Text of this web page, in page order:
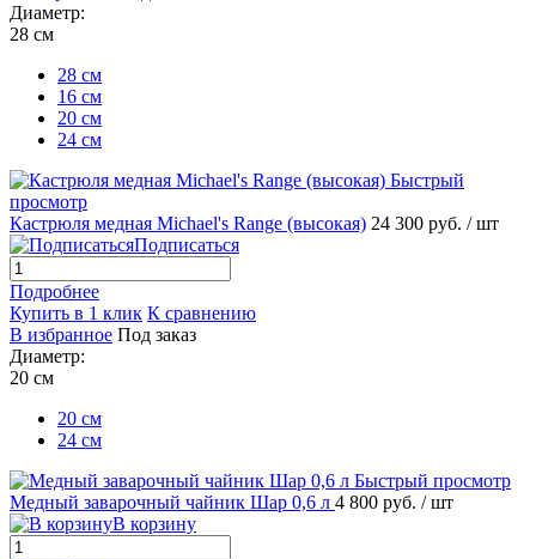
Диаметр:
28 см
28 см
16 см
20 см
24 см
Быстрый
просмотр
Кастрюля медная Michael's Range (высокая) 24 300 руб. / шт
Подписаться
Подробнее
Купить в 1 клик К сравнению
В избранное Под заказ
Диаметр:
20 см
20 см
24 см
Быстрый просмотр
Медный заварочный чайник Шар 0,6 л 4 800 руб. / шт
В корзину